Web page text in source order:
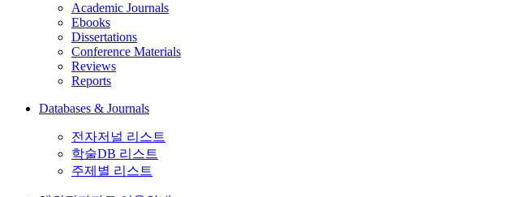
Academic Journals
Ebooks
Dissertations
Conference Materials
Reviews
Reports
Databases & Journals
전자저널 리스트
학술DB 리스트
주제별 리스트